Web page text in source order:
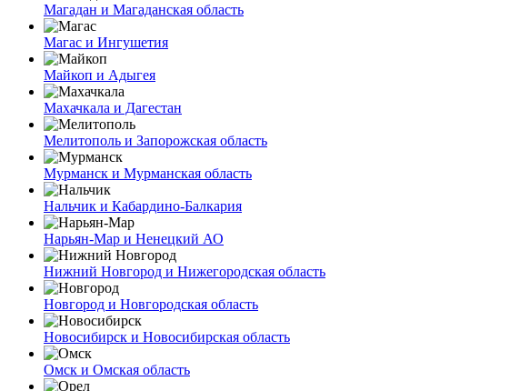
Магадан и Магаданская область
Магас и Ингушетия
Майкоп и Адыгея
Махачкала и Дагестан
Мелитополь и Запорожская область
Мурманск и Мурманская область
Нальчик и Кабардино-Балкария
Нарьян-Мар и Ненецкий АО
Нижний Новгород и Нижегородская область
Новгород и Новгородская область
Новосибирск и Новосибирская область
Омск и Омская область